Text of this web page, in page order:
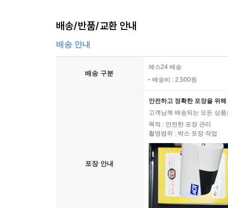
배송/반품/교환 안내
배송 안내
배송 구분
예스24 배송
배송비 : 2,500원
포장 안내
안전하고 정확한 포장을 위
고객님께 배송되는 모든 상
목적 : 안전한 포장 관리
촬영범위 : 박스 포장 작업